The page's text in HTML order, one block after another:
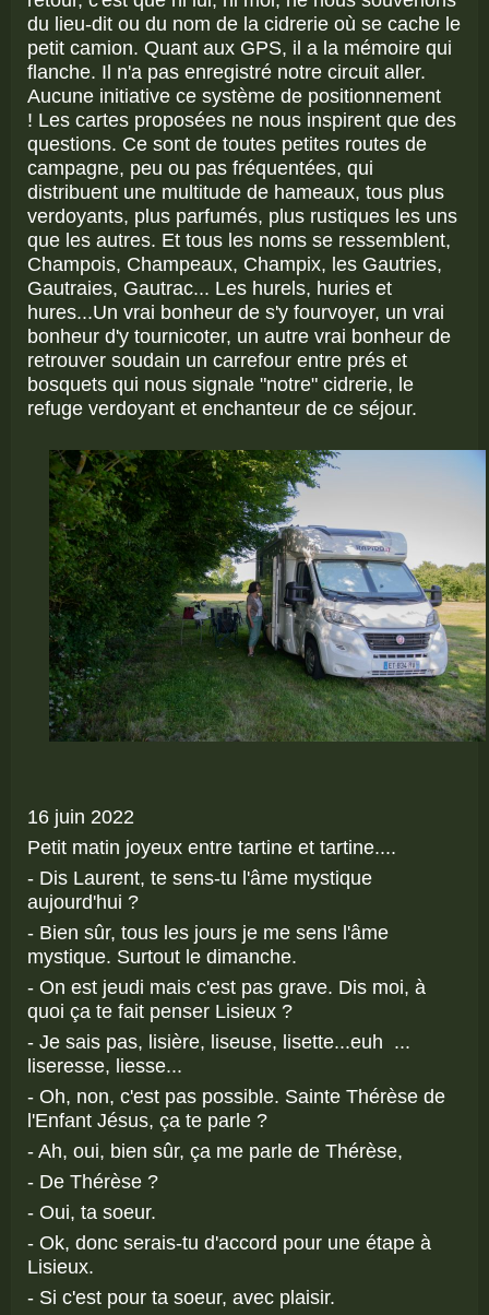
du lieu-dit ou du nom de la cidrerie où se cache le
petit camion. Quant aux GPS, il a la mémoire qui
flanche. Il n'a pas enregistré notre circuit aller.
Aucune initiative ce système de positionnement
! Les cartes proposées ne nous inspirent que des
questions. Ce sont de toutes petites routes de
campagne, peu ou pas fréquentées, qui
distribuent une multitude de hameaux, tous plus
verdoyants, plus parfumés, plus rustiques les uns
que les autres. Et tous les noms se ressemblent,
Champois, Champeaux, Champix, les Gautries,
Gautraies, Gautrac... Les hurels, huries et
hures...Un vrai bonheur de s'y fourvoyer, un vrai
bonheur d'y tournicoter, un autre vrai bonheur de
retrouver soudain un carrefour entre prés et
bosquets qui nous signale "notre" cidrerie, le
refuge verdoyant et enchanteur de ce séjour.
16 juin 2022
Petit matin joyeux entre tartine et tartine....
- Dis Laurent, te sens-tu l'âme mystique
aujourd'hui ?
- Bien sûr, tous les jours je me sens l'âme
mystique. Surtout le dimanche.
- On est jeudi mais c'est pas grave. Dis moi, à
quoi ça te fait penser Lisieux ?
- Je sais pas, lisière, liseuse, lisette...euh ...
liseresse, liesse...
- Oh, non, c'est pas possible. Sainte Thérèse de
l'Enfant Jésus, ça te parle ?
- Ah, oui, bien sûr, ça me parle de Thérèse,
- De Thérèse ?
- Oui, ta soeur.
- Ok, donc serais-tu d'accord pour une étape à
Lisieux.
- Si c'est pour ta soeur, avec plaisir.